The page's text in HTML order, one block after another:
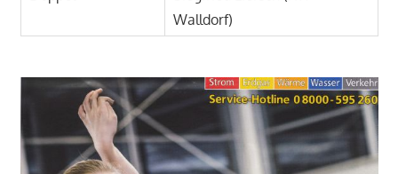
Walldorf)